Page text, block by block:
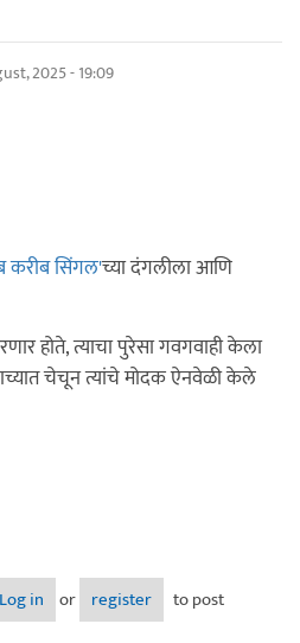
2025 - 19:09
करीब सिंगल'च्या दंगलीला आणि
होते, त्याचा पुरेसा गवगवाही केला
चेचून त्यांचे मोदक ऐनवेळी केले
२: करीब- करीब लाडू - अस्मिता.
Log in or register
to post